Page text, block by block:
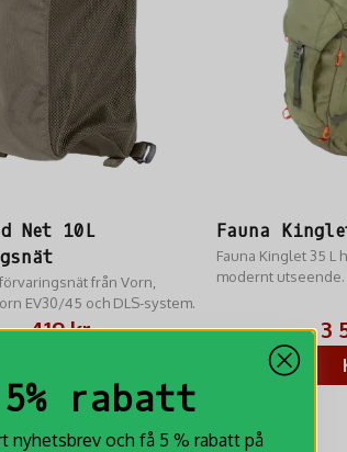
Net 10L
från Vorn,
EV30/45 och DLS-system.
419 kr
Fauna
Fauna Kinglet 35 L
modernt
3
rabatt
nyhetsbrev och få 5 % rabatt på